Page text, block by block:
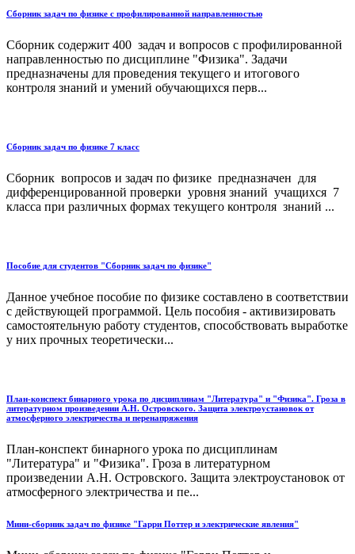
Сборник задач по физике с профилированной направленностью
Сборник содержит 400 задач и вопросов с профилированной
направленностью по дисциплине "Физика". Задачи
предназначены для проведения текущего и итогового
контроля знаний и умений обучающихся перв...
Сборник задач по физике 7 класс
Сборник вопросов и задач по физике предназначен для
дифференцированной проверки уровня знаний учащихся 7
класса при различных формах текущего контроля знаний ...
Пособие для студентов "Сборник задач по физике"
Данное учебное пособие по физике составлено в соответствии
с действующей программой. Цель пособия - активизировать
самостоятельную работу студентов, способствовать выработке
у них прочных теоретически...
План-конспект бинарного урока по дисциплинам "Литература" и "Физика". Гроза в
литературном произведении А.Н. Островского. Защита электроустановок от
атмосферного электричества и перенапряжения
План-конспект бинарного урока по дисциплинам
"Литература" и "Физика". Гроза в литературном
произведении А.Н. Островского. Защита электроустановок от
атмосферного электричества и пе...
Мини-сборник задач по физике "Гарри Поттер и электрические явления"